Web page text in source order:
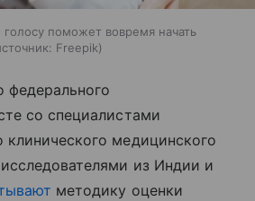
голосу поможет вовремя начать
Freepik
федерального
со специалистами
клинического медицинского
из Индии и
методику оценки